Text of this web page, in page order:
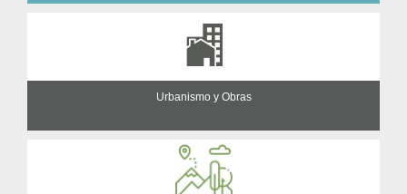
Urbanismo y Obras